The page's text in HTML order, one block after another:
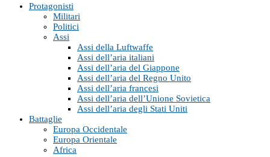
Protagonisti
Militari
Politici
Assi
Assi della Luftwaffe
Assi dell’aria italiani
Assi dell’aria del Giappone
Assi dell’aria del Regno Unito
Assi dell’aria francesi
Assi dell’aria dell’Unione Sovietica
Assi dell’aria degli Stati Uniti
Battaglie
Europa Occidentale
Europa Orientale
Africa